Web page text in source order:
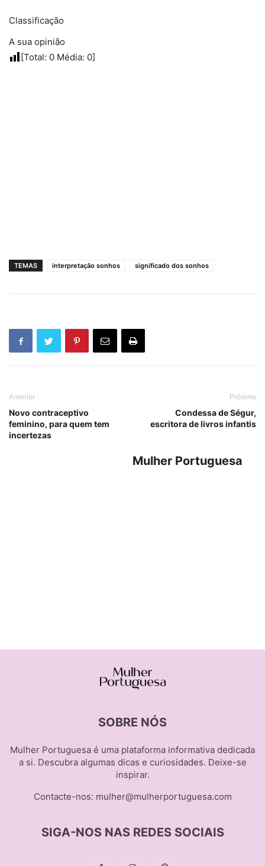
Classificação
A sua opinião
[Total: 0 Média: 0]
TEMAS interpretação sonhos significado dos sonhos
Anterior
Novo contraceptivo
feminino, para quem tem
incertezas
Próximo
Condessa de Ségur,
escritora de livros infantis
Mulher Portuguesa
SOBRE NÓS
Mulher Portuguesa é uma plataforma informativa dedicada
a si. Descubra algumas dicas e curiosidades. Deixe-se
inspirar.
Contacte-nos: mulher@mulherportuguesa.com
SIGA-NOS NAS REDES SOCIAIS